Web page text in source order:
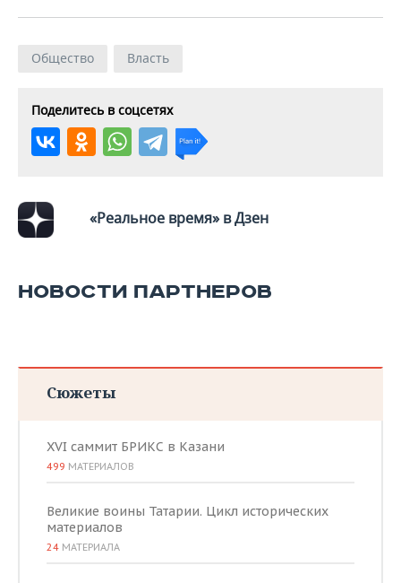
Общество Власть
Поделитесь в соцсетях
«Реальное время» в Дзен
НОВОСТИ ПАРТНЕРОВ
Сюжеты
XVI саммит БРИКС в Казани
499 МАТЕРИАЛОВ
Великие воины Татарии. Цикл исторических
материалов
24 МАТЕРИАЛА